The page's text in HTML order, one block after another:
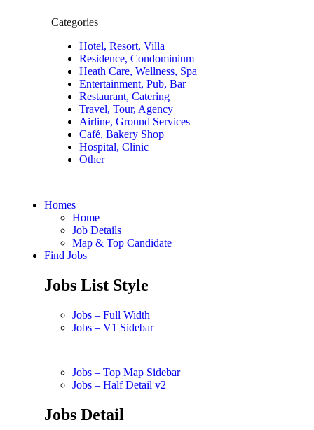
Categories
Hotel, Resort, Villa
Residence, Condominium
Heath Care, Wellness, Spa
Entertainment, Pub, Bar
Restaurant, Catering
Travel, Tour, Agency
Airline, Ground Services
Café, Bakery Shop
Hospital, Clinic
Other
Homes
Home
Job Details
Map & Top Candidate
Find Jobs
Jobs List Style
Jobs – Full Width
Jobs – V1 Sidebar
Jobs – Top Map Sidebar
Jobs – Half Detail v2
Jobs Detail